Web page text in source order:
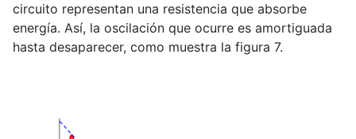
circuito representan una resistencia que absorbe
energía. Así, la oscilación que ocurre es amortiguada
hasta desaparecer, como muestra la figura 7.